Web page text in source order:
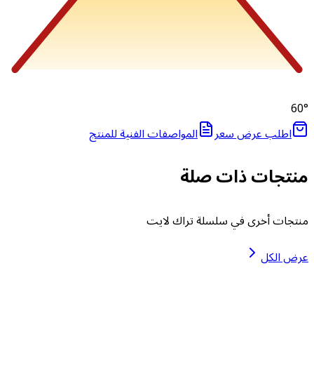
اطلب عرض سعر
المواصفات الفنية للمنتج
ذات صلة
أخرى في سلسلة تراك لايت
الكل